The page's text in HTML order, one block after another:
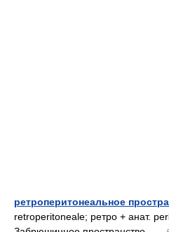
ретроперитонеальное
retroperitoneale; ретро + анат.